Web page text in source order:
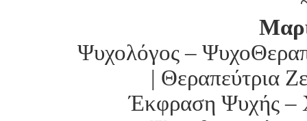
Ψυχολόγος –
| Θεραπεύτρια
Έκφραση Ψυχής –